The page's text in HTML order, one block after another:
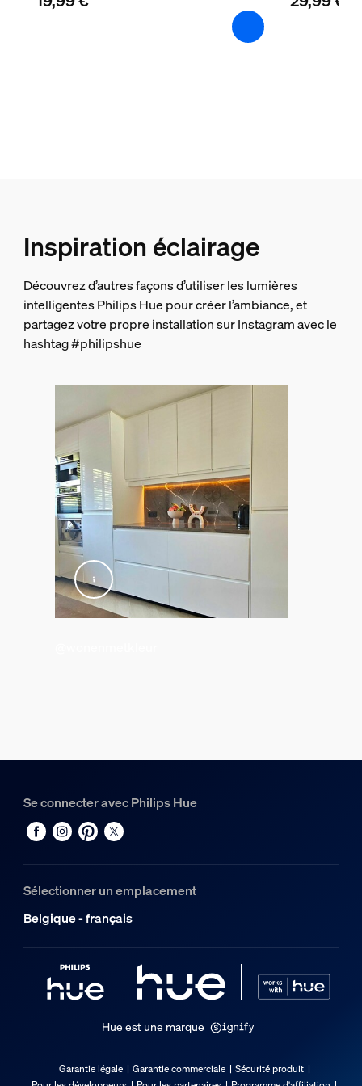
Caractéristiques lumineuses
Indice de rendu de couleur (IRC)
80
Guirlande lumineuse/Ruban lumineux
Peut être coupé
Peut être agrandi
Tension entrée
220V-240V
Longueur
3.000 mm
Divers
Poids net
Poids brut
0,7 kg
210 mm
Longueur
96 mm
210 mm
Code 12NC
929004276602
Informations figurant sur l'emballage
Inspiration éclairage
Découvrez d’autres façons d’utiliser les lumières
intelligentes Philips Hue pour créer l’ambiance, et
partagez votre propre installation sur Instagram avec le
hashtag #philipshue
Se connecter avec Philips Hue
Sélectionner un emplacement
Belgique - français
Hue est une marque
Garantie légale Garantie commerciale
Sécurité produit